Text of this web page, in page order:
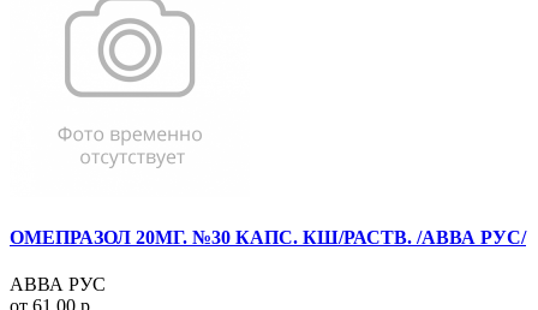
ОМЕПРАЗОЛ 20МГ. №30 КАПС. КШ/РАСТВ. /АВВА РУС/
АВВА РУС